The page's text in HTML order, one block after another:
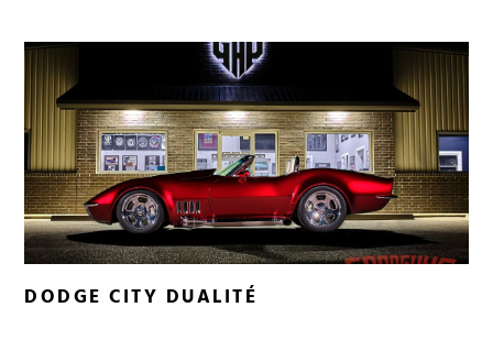
DODGE CITY DUALITÉ